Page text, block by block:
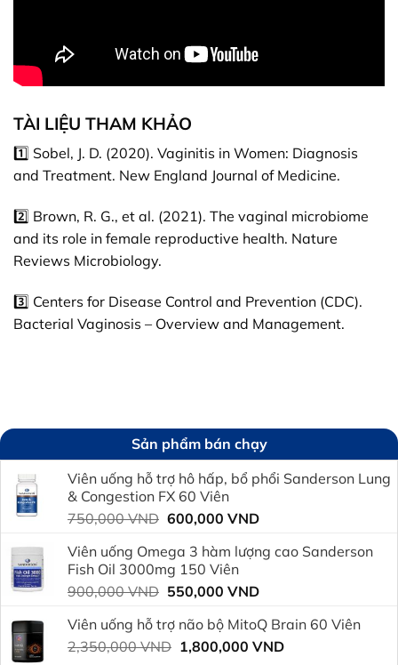
TÀI LIỆU THAM KHẢO
1️⃣ Sobel, J. D. (2020). Vaginitis in Women: Diagnosis
and Treatment. New England Journal of Medicine.
2️⃣ Brown, R. G., et al. (2021). The vaginal microbiome
and its role in female reproductive health. Nature
Reviews Microbiology.
3️⃣ Centers for Disease Control and Prevention (CDC).
Bacterial Vaginosis – Overview and Management.
Sản phẩm bán chạy
Viên uống hỗ trợ hô hấp, bổ phổi Sanderson Lung
& Congestion FX 60 Viên
750,000VND Giá
là:
750,000 VND.
600,000 VNDGiá
tại
600,000 VND.
Viên uống Omega 3 hàm lượng cao Sanderson
Fish Oil 3000mg 150 Viên
900,000VND Giá
là:
900,000 VND.
550,000 VNDGiá
tại
là:
Viên uống hỗ trợ não bộ MitoQ Brain 60 Viên
2,350,000VND Giá
1,800,000 VNDGiá